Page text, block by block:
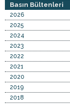
Basın Bültenleri
2026
2025
2024
2023
2022
2021
2020
2019
2018